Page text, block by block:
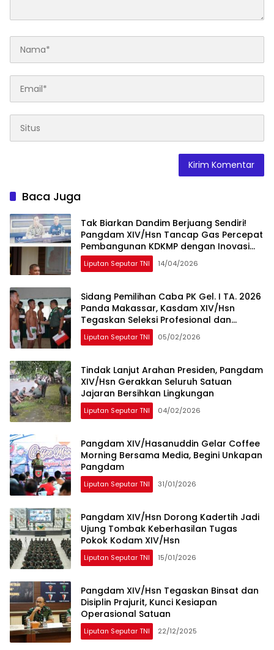
Baca Juga
Tak Biarkan Dandim Berjuang Sendiri!
Pangdam XIV/Hsn Tancap Gas Percepat
Pembangunan KDKMP dengan Inovasi
Workshop
Liputan Seputar TNI 14/04/2026
Sidang Pemilihan Caba PK Gel. I TA. 2026
Panda Makassar, Kasdam XIV/Hsn
Tegaskan Seleksi Profesional dan
Objektif
Liputan Seputar TNI 05/02/2026
Tindak Lanjut Arahan Presiden, Pangdam
XIV/Hsn Gerakkan Seluruh Satuan
Jajaran Bersihkan Lingkungan
Liputan Seputar TNI 04/02/2026
Pangdam XIV/Hasanuddin Gelar Coffee
Morning Bersama Media, Begini Unkapan
Pangdam
Liputan Seputar TNI 31/01/2026
Pangdam XIV/Hsn Dorong Kadertih Jadi
Ujung Tombak Keberhasilan Tugas
Pokok Kodam XIV/Hsn
Liputan Seputar TNI 15/01/2026
Pangdam XIV/Hsn Tegaskan Binsat dan
Disiplin Prajurit, Kunci Kesiapan
Operasional Satuan
Liputan Seputar TNI 22/12/2025